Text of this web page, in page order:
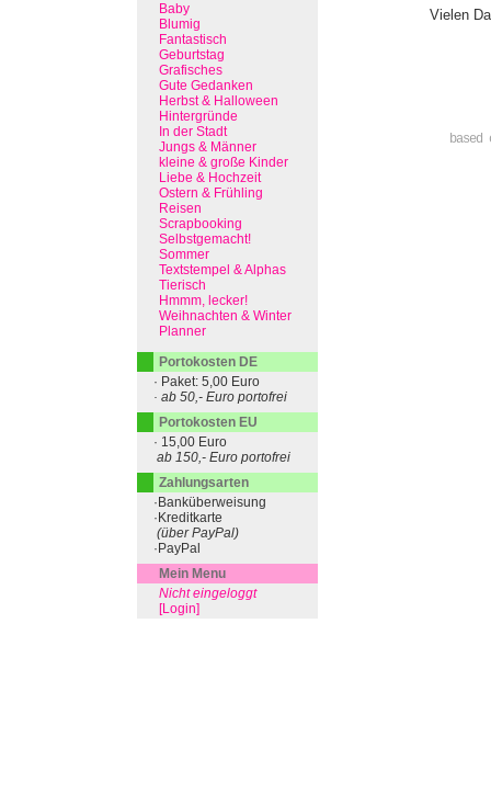
Vielen
Baby
Blumig
Fantastisch
Geburtstag
Grafisches
Gute Gedanken
Herbst & Halloween
Hintergründe
In der Stadt
Jungs & Männer
kleine & große Kinder
Liebe & Hochzeit
Ostern & Frühling
Reisen
Scrapbooking
Selbstgemacht!
Sommer
Textstempel & Alphas
Tierisch
Hmmm, lecker!
Weihnachten & Winter
Planner
Portokosten DE
· Paket: 5,00 Euro
· ab 50,- Euro portofrei
Portokosten EU
· 15,00 Euro
ab 150,- Euro portofrei
Zahlungsarten
·Banküberweisung
·Kreditkarte
(über PayPal)
·PayPal
Mein Menu
Nicht eingeloggt
[Login]